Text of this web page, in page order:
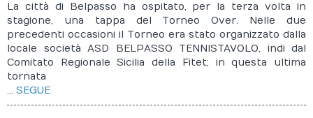
La città di Belpasso ha ospitato, per la terza volta in
stagione, una tappa del Torneo Over. Nelle due
precedenti occasioni il Torneo era stato organizzato dalla
locale società ASD BELPASSO TENNISTAVOLO, indi dal
Comitato Regionale Sicilia della Fitet; in questa ultima
tornata
... SEGUE